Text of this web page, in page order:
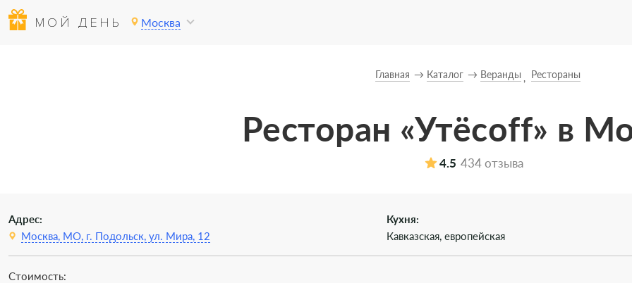
МОЙ ДЕНЬ Москва
Главная Каталог Веранды Рестораны
Ресторан «Утёсоff» в
4.5 434 отзыва
Адрес:
Москва, МО, г. Подольск, ул. Мира, 12
Кухня:
Кавказская, европейская
Стоимость: